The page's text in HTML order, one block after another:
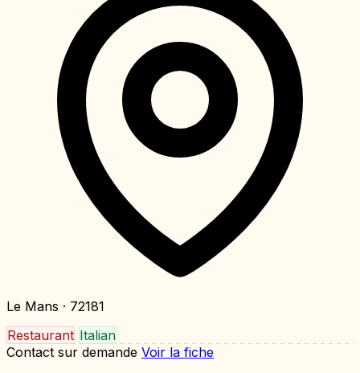
Le Mans · 72181
Restaurant Italian
Contact sur demande Voir la fiche